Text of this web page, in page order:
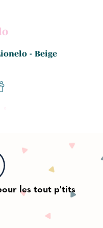
- Beige
les tout p'tits